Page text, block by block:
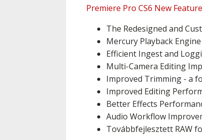
Premiere Pro CS6 New
The Redesigned and
Mercury Playback
Efficient Ingest and
Multi-Camera Editing
Improved Trimming - a
Improved Editing
Better Effects
Audio Workflow
Továbbfejlesztett RAW